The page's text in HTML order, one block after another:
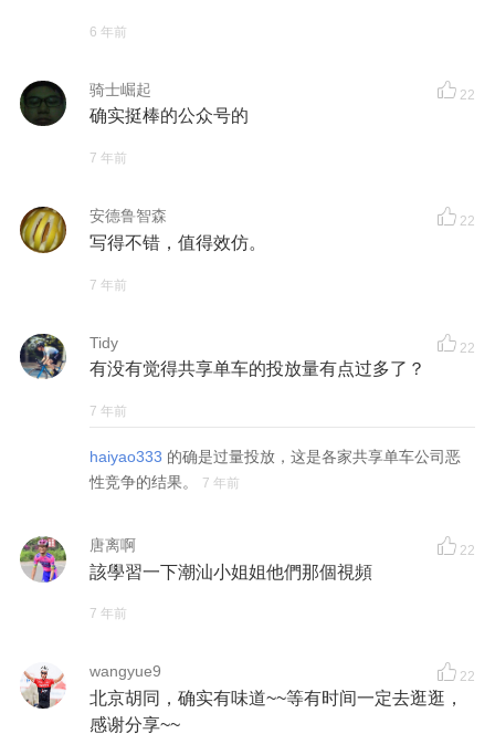
6 年前
骑士崛起 22
确实挺棒的公众号的
7 年前
安德鲁智森 22
写得不错，值得效仿。
7 年前
Tidy 22
有没有觉得共享单车的投放量有点过多了？
7 年前
haiyao333 的确是过量投放，这是各家共享单车公司恶
性竞争的结果。
7 年前
唐离啊 22
該學習一下潮汕小姐姐他們那個視頻
7 年前
wangyue9 22
北京胡同，确实有味道~~等有时间一定去逛逛，
感谢分享~~